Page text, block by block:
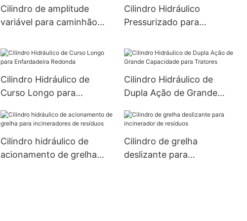
Cilindro de amplitude
variável para caminhão
Cilindro Hidráulico
Pressurizado para
Cilindro Hidráulico de
Curso Longo para
Cilindro Hidráulico de
Dupla Ação de Grande
Cilindro hidráulico de
acionamento de grelha
Cilindro de grelha
deslizante para